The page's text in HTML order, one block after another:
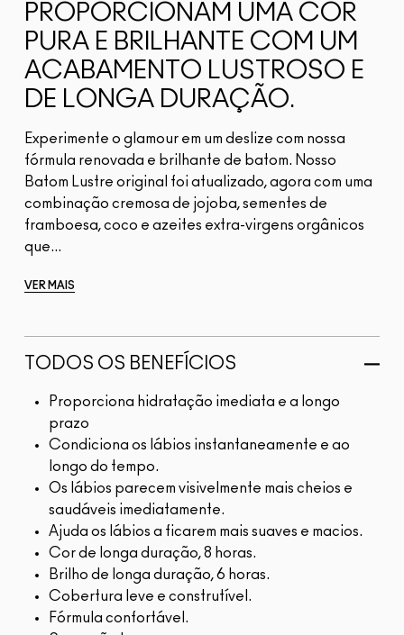
PROPORCIONAM UMA COR
PURA E BRILHANTE COM UM
ACABAMENTO LUSTROSO E
DE LONGA DURAÇÃO.
Experimente o glamour em um deslize com nossa
fórmula renovada e brilhante de batom. Nosso
Batom Lustre original foi atualizado, agora com uma
combinação cremosa de jojoba, sementes de
framboesa, coco e azeites extra-virgens orgânicos
que...
VER MAIS
TODOS OS BENEFÍCIOS
Proporciona hidratação imediata e a longo
prazo
Condiciona os lábios instantaneamente e ao
longo do tempo.
Os lábios parecem visivelmente mais cheios e
saudáveis imediatamente.
Ajuda os lábios a ficarem mais suaves e macios.
Cor de longa duração, 8 horas.
Brilho de longa duração, 6 horas.
Cobertura leve e construtível.
Fórmula confortável.